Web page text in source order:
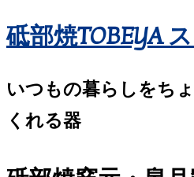
砥部焼TOBEYA
いつもの暮らしをち
くれる器